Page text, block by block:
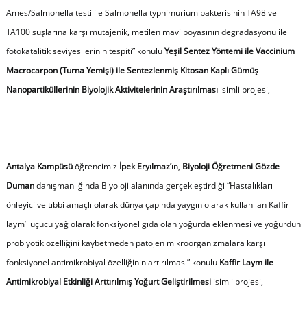
Ames/Salmonella testi ile Salmonella typhimurium bakterisinin TA98 ve
TA100 suşlarına karşı mutajenik, metilen mavi boyasının degradasyonu ile
fotokatalitik seviyesilerinin tespiti” konuluYeşil Sentez Yöntemi ile Vaccinium
Macrocarpon (Turna Yemişi) ile Sentezlenmiş Kitosan Kaplı Gümüş
Nanopartiküllerinin Biyolojik Aktivitelerinin Araştırılmasıisimli projesi,
Antalya Kampüsüöğrencimiz İpek Eryılmaz’ın, Biyoloji Öğretmeni Gözde
Dumandanışmanlığında Biyoloji alanında gerçekleştirdiği “Hastalıkları
önleyici ve tıbbi amaçlı olarak dünya çapında yaygın olarak kullanılan Kaffir
laym’ı uçucu yağ olarak fonksiyonel gıda olan yoğurda eklenmesi ve yoğurdun
probiyotik özelliğini kaybetmeden patojen mikroorganizmalara karşı
fonksiyonel antimikrobiyal özelliğinin artırılması” konulu Kaffir Laym ile
Antimikrobiyal Etkinliği Arttırılmış Yoğurt Geliştirilmesi isimli projesi,